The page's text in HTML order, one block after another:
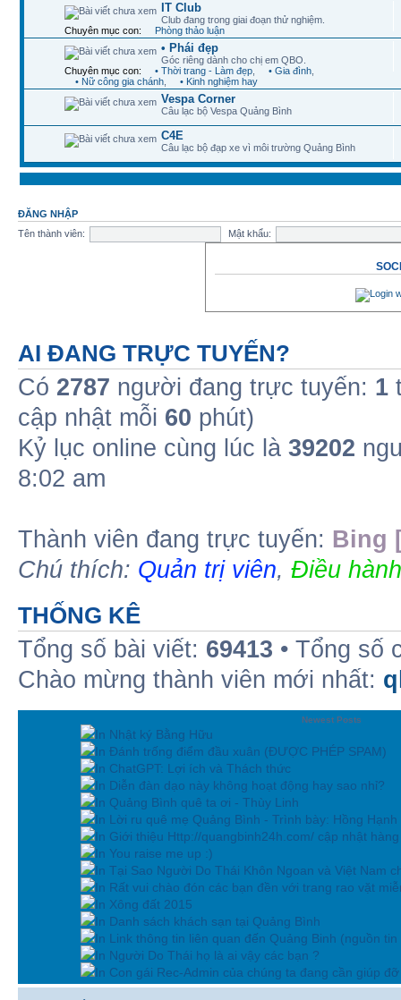
IT Club
Club đang trong giai đoạn thử nghiệm.
Chuyên mục con:
Phòng thảo luận
• Phái đẹp
Góc riêng dành cho chị em QBO.
Chuyên mục con:
• Thời trang - Làm đẹp • Gia đình
• Nữ công gia chánh
• Kinh nghiệm hay
Vespa Corner
Câu lạc bộ Vespa Quảng Bình
C4E
Câu lạc bộ đạp xe vì môi trường Quảng Bình
ĐĂNG NHẬP
Tên thành viên:
Mật khẩu:
AI ĐANG TRỰC TUYẾN?
Có 2787 người đang trực tuyến: 1
cập nhật mỗi 60 phút)
Kỷ lục online cùng lúc là 39202
8:02 am
Thành viên đang trực tuyến: Bing
Chú thích: Quản trị viên, Điều
THỐNG KÊ
Tổng số bài viết: 69413 • Tổng số
Chào mừng thành viên mới nhất:
Newest Posts
In Nhật ký Bằng Hữu
In Đánh trống điểm đầu xuân (ĐƯỢC PHÉP SPAM)
In ChatGPT: Lợi ích và Thách thức
In Diễn đàn dạo này không hoạt động hay sao nhỉ?
In Quảng Bình quê ta ơi - Thùy Linh
In Lời ru quê mẹ Quảng Bình - Trình bày: Hồng Hạnh
In Giới thiệu Http://quangbinh24h.com/ cập nhật
In You raise me up :)
In Tại Sao Người Do Thái Khôn Ngoan và Việt Nam
In Rất vui chào đón các bạn đền với trang rao vặt
In Xông đất 2015
In Danh sách khách sạn tại Quảng Bình
In Link thông tin liên quan đến Quảng Binh (nguồn tin
In Người Do Thái họ là ai vậy các bạn ?
In Con gái Rec-Admin của chúng ta đang cần giúp